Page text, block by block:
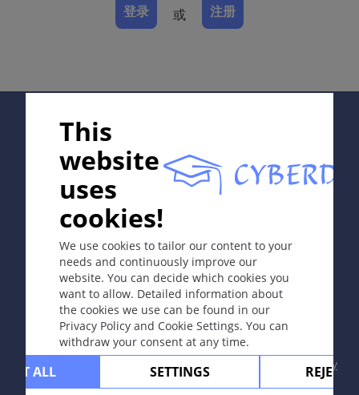
患者自行故意损害皮肤，其目的为引人注意或成为患
病因和发病机理
本病有时可见奇特的真实的物理性损害，患者的动机常难
以解释。人为皮损的目的在于患者被关注。与模拟不同，
患者的行为从其一生来看是非理性的（也就是说，其行为
不是为了寻找逃避工作的借口、获得残疾赔偿，或者其它
目的）。
症状差异明显，常伴皮肤缺损，由抓痕到溃疡。
定位
登录 或 注册
This
website
uses
cookies!
We use cookies to tailor our content to your
needs and continuously improve our
website. You can decide which cookies you
want to allow. Detailed information about
the cookies we use can be found in our
Privacy Policy and Cookie Settings. You can
withdraw your consent at any time.
ALL SETTINGS REJECT
In collaboration with Erasmus+ hEduLearnIt editorial
Copyright © 2003-2026 CYBERDERM Editorial Group
Founding Editor Guenter Burg, M.D. - Concept and
Coordination by Vahid Djamei, Zurich
All rights reserved.
Impressum|
Privacy
policy| Terms of use